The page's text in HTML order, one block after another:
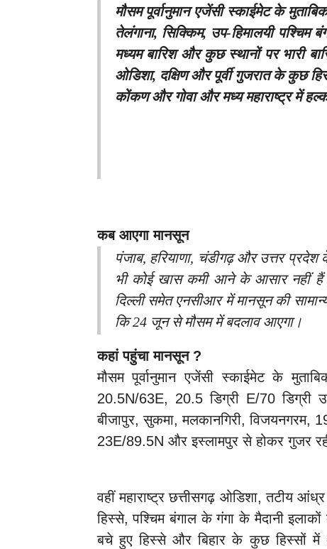
मौसम पूर्वानुमान एजेंसी स्काईमेट के
तेलंगाना, सिक्किम, उप-हिमालयी
मध्यम बारिश और कुछ स्थानों पर भारी
ओडिशा, दक्षिण और पूर्वी गुजरात के कुछ
कोंकण और गोवा और मध्य महाराष्ट्र में
कब आएगा मानसून
पंजाब, हरियाणा, चंडीगढ़ और उत्तर
भी कोई खास कमी आने के आसार नहीं हैं।
दिल्ली समेत एनसीआर में मानसून की
कि 24 जून से मौसम में बदलाव आएगा।
कहां पहुंचा मानसून ?
मौसम पूर्वानुमान एजेंसी स्काईमेट के
20.5N/63E, 20.5 डिग्री E/70 डिग्री
बीजापुर, सुकमा, मलकानगिरी,
23E/89.5N और इस्लामपुर से होकर गुजर
वहीं महाराष्ट्र छत्तीसगढ़ ओडिशा, तटीय
हिस्से, पश्चिम बंगाल के गंगा के मैदानी
बचे हुए हिस्से और बिहार के कुछ हिस्सों में